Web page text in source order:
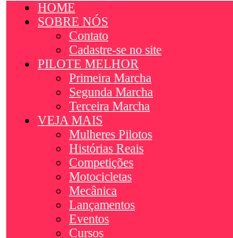
HOME
SOBRE NÓS
Contato
Cadastre-se no site
PILOTE MELHOR
Primeira Marcha
Segunda Marcha
Terceira Marcha
VEJA MAIS
Mulheres Pilotos
Histórias Reais
Competições
Motocicletas
Mecânica
Lançamentos
Eventos
Cursos